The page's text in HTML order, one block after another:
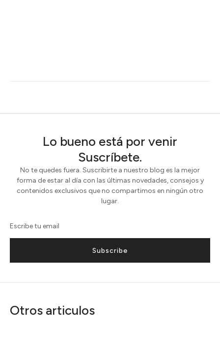
Lo bueno está por venir
Suscríbete.
No te quedes fuera. Suscribirte a nuestro blog es la mejor
forma de estar al día con las últimas novedades, consejos y
contenidos exclusivos que no compartimos en ningún otro
lugar.
Subscribe
Otros articulos